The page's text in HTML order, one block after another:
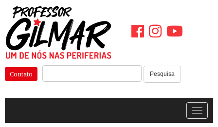
Pular
para
o
conteúdo
Pesquisa
Contato